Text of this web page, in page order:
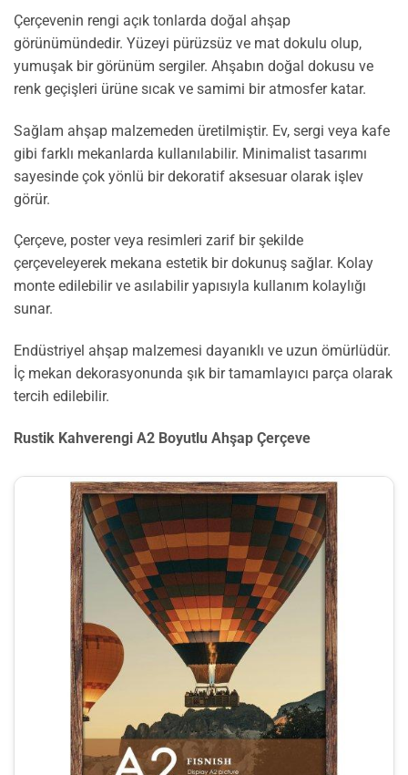
Çerçevenin rengi açık tonlarda doğal ahşap
görünümündedir. Yüzeyi pürüzsüz ve mat dokulu olup,
yumuşak bir görünüm sergiler. Ahşabın doğal dokusu ve
renk geçişleri ürüne sıcak ve samimi bir atmosfer katar.
Sağlam ahşap malzemeden üretilmiştir. Ev, sergi veya kafe
gibi farklı mekanlarda kullanılabilir. Minimalist tasarımı
sayesinde çok yönlü bir dekoratif aksesuar olarak işlev
görür.
Çerçeve, poster veya resimleri zarif bir şekilde
çerçeveleyerek mekana estetik bir dokunuş sağlar. Kolay
monte edilebilir ve asılabilir yapısıyla kullanım kolaylığı
sunar.
Endüstriyel ahşap malzemesi dayanıklı ve uzun ömürlüdür.
İç mekan dekorasyonunda şık bir tamamlayıcı parça olarak
tercih edilebilir.
Rustik Kahverengi A2 Boyutlu Ahşap Çerçeve